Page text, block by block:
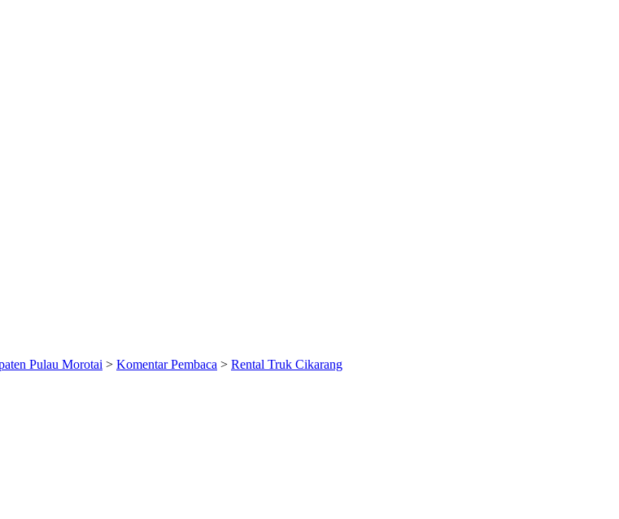
Pulau Morotai > Komentar Pembaca > Rental Truk Cikarang